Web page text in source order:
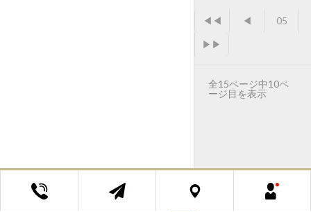
◀◀ ◀ 05
▶▶
全15ページ中10ペ
ージ目を表示